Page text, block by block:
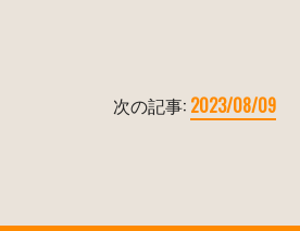
次の記事: 2023/08/09